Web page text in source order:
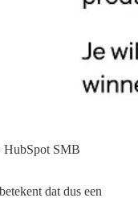
HubSpot SMB
dat dus een